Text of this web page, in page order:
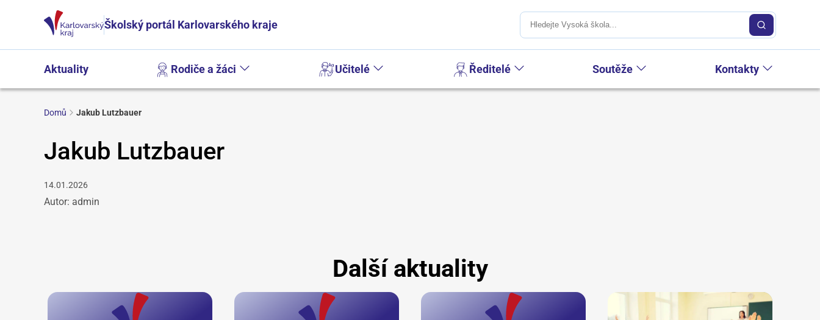
Školský portál Karlovarského kraje
Aktuality Rodiče a žáci Učitelé Ředitelé Soutěže Kontakty
Domů Jakub Lutzbauer
Jakub Lutzbauer
14.01.2026
Autor: admin
Další aktuality